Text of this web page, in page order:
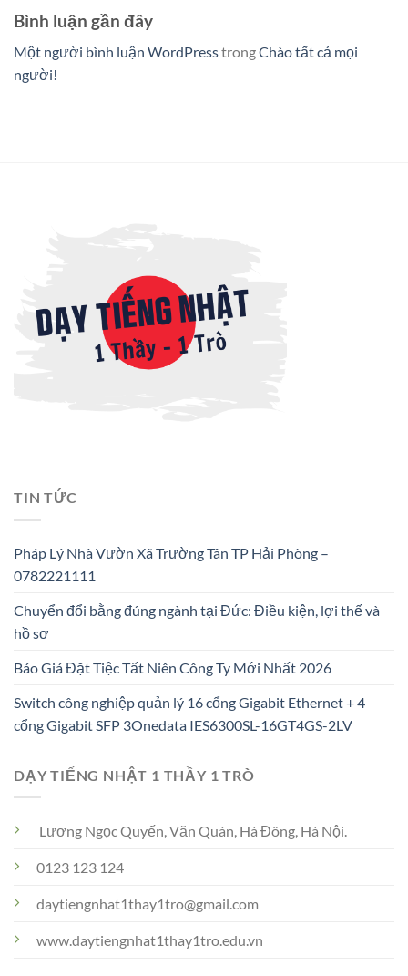
Bình luận gần đây
Một người bình luận WordPresstrongChào tất cả mọi
người!
TIN TỨC
Pháp Lý Nhà Vườn Xã Trường Tân TP Hải Phòng –
0782221111
Chuyển đổi bằng đúng ngành tại Đức: Điều kiện, lợi thế và
hồ sơ
Báo Giá Đặt Tiệc Tất Niên Công Ty Mới Nhất 2026
Switch công nghiệp quản lý 16 cổng Gigabit Ethernet + 4
cổng Gigabit SFP 3Onedata IES6300SL-16GT4GS-2LV
DẠY TIẾNG NHẬT 1 THẦY 1 TRÒ
Lương Ngọc Quyến, Văn Quán, Hà Đông, Hà Nội.
0123 123 124
daytiengnhat1thay1tro@gmail.com
www.daytiengnhat1thay1tro.edu.vn